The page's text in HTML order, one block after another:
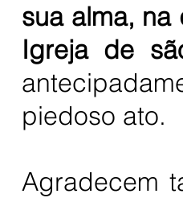
sua alma, na
Igreja de
piedoso ato.
Agradecem